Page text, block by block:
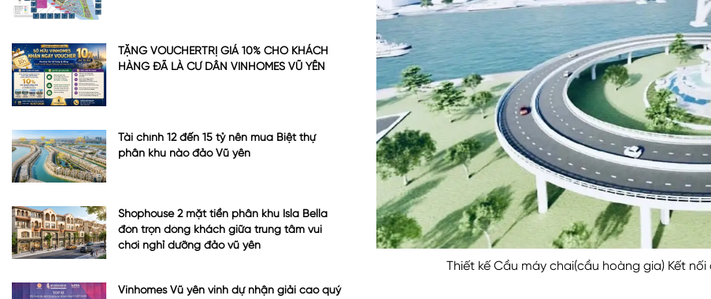
Thiết kế Cầu máy chai(cầu hoàng gia) Kết
TẶNG VOUCHERTRỊ GIÁ 10% CHO KHÁCH
HÀNG ĐÃ LÀ CƯ DÂN VINHOMES VŨ YÊN
Tài chính 12 đến 15 tỷ nên mua Biệt thự
phân khu nào đảo Vũ yên
Shophouse 2 mặt tiền phân khu Isla Bella
đón trọn dòng khách giữa trung tâm vui
chơi nghỉ dưỡng đảo vũ yên
Vinhomes Vũ yên vinh dự nhận giải cao quý